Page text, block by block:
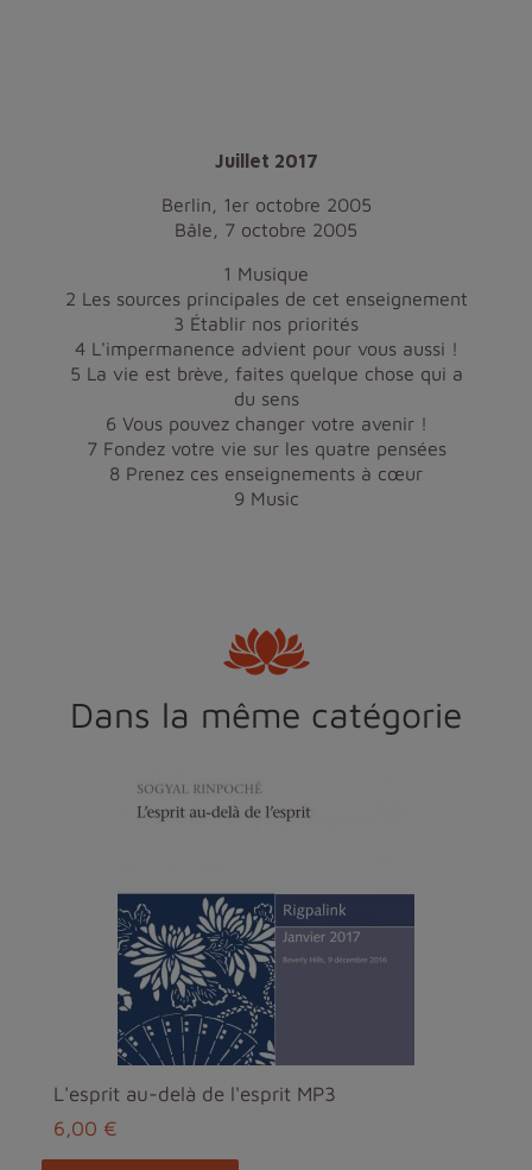
Juillet 2017
Berlin, 1er octobre 2005
Bâle, 7 octobre 2005
1 Musique
2 Les sources principales de cet enseignement
3 Établir nos priorités
4 L'impermanence advient pour vous aussi !
5 La vie est brève, faites quelque chose qui a
du sens
6 Vous pouvez changer votre avenir !
7 Fondez votre vie sur les quatre pensées
8 Prenez ces enseignements à cœur
9 Music
Dans la même catégorie
L'esprit au-delà de l'esprit MP3
6,00 €